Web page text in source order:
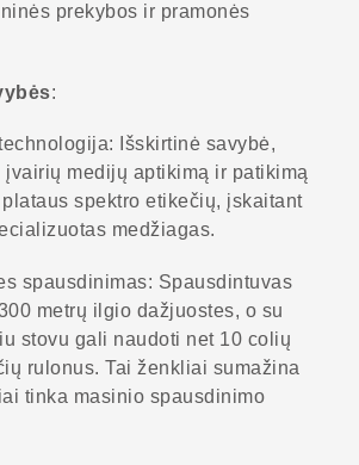
prekybos ir pramonės
:
Išskirtinė savybė,
medijų aptikimą ir patikimą
spektro etikečių, įskaitant
medžiagas.
spausdinimas: Spausdintuvas
metrų ilgio dažjuostes, o su
stovu gali naudoti net 10 colių
rulonus. Tai ženkliai sumažina
tinka masinio spausdinimo